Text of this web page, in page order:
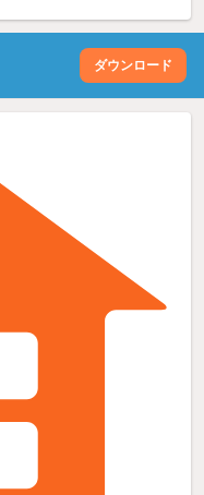
ダウンロード